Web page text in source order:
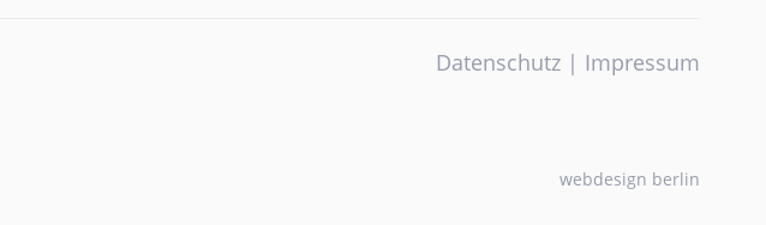
Datenschutz| Impressum
webdesign berlin